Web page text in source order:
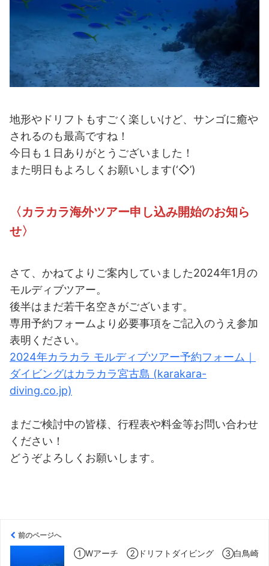
地形やドリフトもすごく楽しいけど、サンゴに癒や
されるのも最高ですね！
今日も１日ありがとうございました！
また明日もよろしくお願いします(‘◇’)ゞ
〈カラカラ海外ツアー申し込み開始のお知ら
せ〉
さて、かねてよりご案内していました2024年1月の
モルディブツアー。
後半はまだ若干名空きがございます。
専用予約フォームより必要事項をご記入のうえ参加
表明ください。
2024年カラカラ モルディブツアー予約フォーム｜
ダイビングはカラカラ宮古島 (karakara-
diving.co.jp)
まだご検討中の皆様、行程表や料金等お問い合わせ
ください！
どうぞよろしくお願いします。
前のページへ
①Wアーチ ②ドリフトダイビング ③白鳥崎